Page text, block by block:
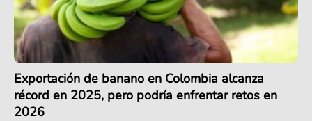
Exportación de banano en Colombia alcanza
récord en 2025, pero podría enfrentar retos en
2026